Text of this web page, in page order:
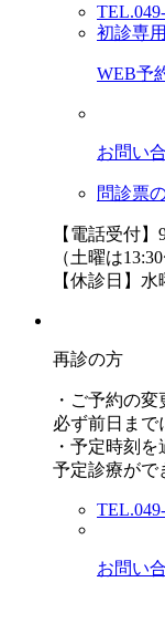
初診専用
WEB予
お問い
問診票
【電話受付】
（土曜は
【休診日】
再診の方
・ご予約の変
必ず前日まで
・予定時刻
予定診療がで
お問い